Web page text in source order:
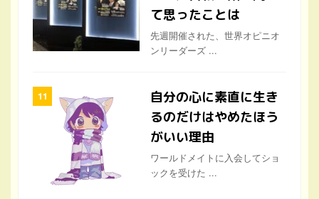
て思ったことは
先週開催された、世界オピニオ
ンリーダーズ ...
自分の心に素直に生き
るのだけはやめたほう
がいい理由
ワールドメイトに入会してショ
ックを受けた ...